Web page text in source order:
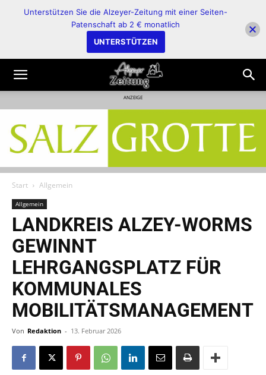
ANZEIGE
Start Allgemein
Allgemein
LANDKREIS ALZEY-WORMS
GEWINNT
LEHRGANGSPLATZ FÜR
KOMMUNALES
MOBILITÄTSMANAGEMENT
Von Redaktion - 13. Februar 2026
Unterstützen Sie die Alzeyer-Zeitung mit einer Seiten-
Patenschaft ab 2 € monatlich
UNTERSTÜTZEN